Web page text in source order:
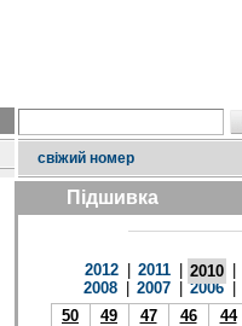
свіжий номер
Підшивка
2012 2011 2010
2008
2007 2006
50
49 47 46 44